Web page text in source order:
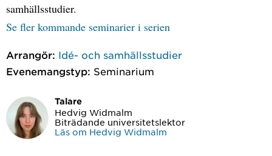
samhällsstudier.
Se fler kommande seminarier i serien
Arrangör: Idé- och samhällsstudier
Evenemangstyp: Seminarium
Talare
Hedvig Widmalm
Biträdande universitetslektor
Läs om Hedvig Widmalm